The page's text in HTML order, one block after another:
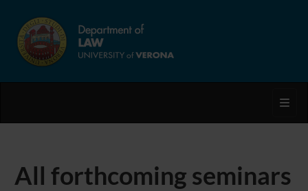
All forthcoming seminars